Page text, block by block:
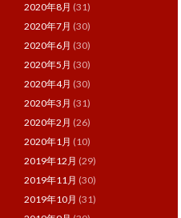
2020年8月 (31)
2020年7月 (30)
2020年6月 (30)
2020年5月 (30)
2020年4月 (30)
2020年3月 (31)
2020年2月 (26)
2020年1月 (10)
2019年12月 (29)
2019年11月 (30)
2019年10月 (31)